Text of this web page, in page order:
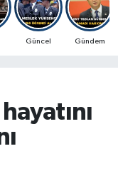
Güncel Gündem